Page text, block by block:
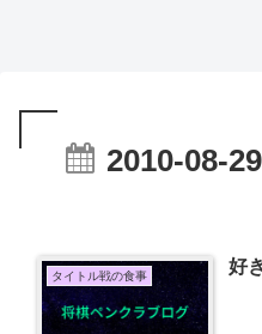
2010-08-29
タイトル戦の食事 好